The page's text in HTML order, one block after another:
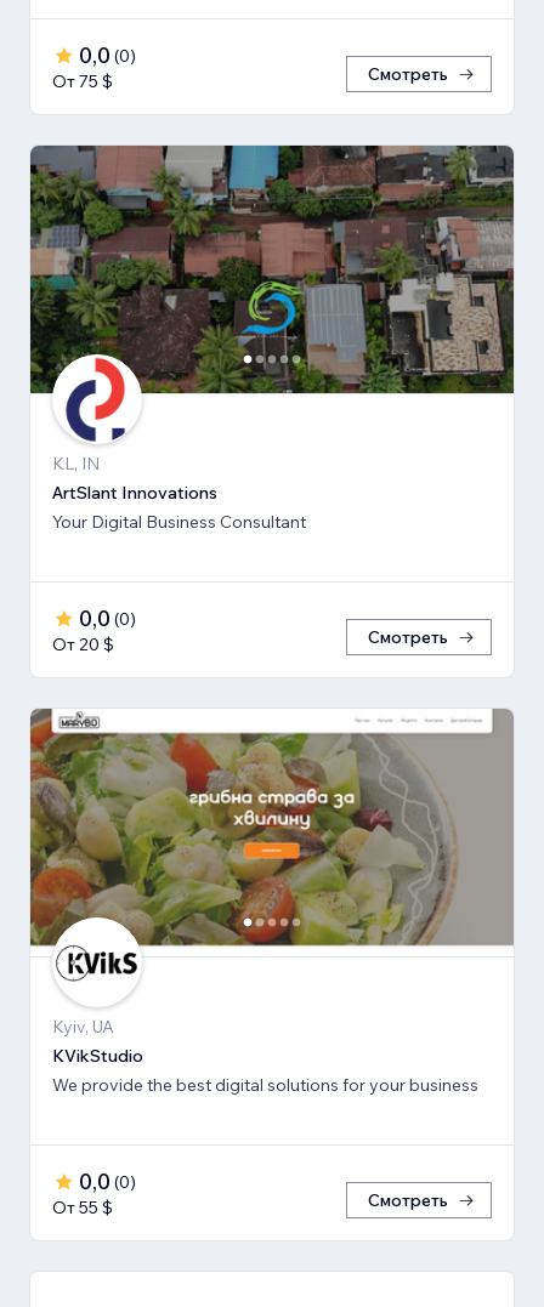
0,0 (0)
От 75 $
Смотреть
KL, IN
ArtSlant Innovations
Your Digital Business Consultant
0,0 (0)
От 20 $
Смотреть
Kyiv, UA
KVikStudio
We provide the best digital solutions for your business
0,0 (0)
От 55 $
Смотреть